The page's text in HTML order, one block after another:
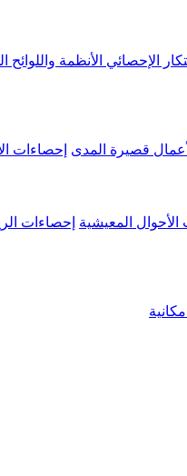
الإحصائي الأنظمة واللوائح
قصيرة المدى إحصاءات
الأحوال المعيشية إحصاءات